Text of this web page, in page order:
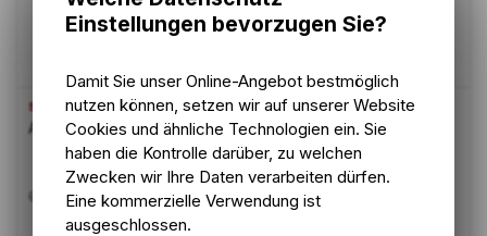
STEADY RIDE
Adapter MTB 50x12x1.75
8.70 CHF
9.90 CHF
Einstellungen bevorzugen Sie?
Damit Sie unser Online-Angebot bestmöglich
nutzen können, setzen wir auf unserer Website
Cookies und ähnliche Technologien ein. Sie
haben die Kontrolle darüber, zu welchen
Zwecken wir Ihre Daten verarbeiten dürfen.
Eine kommerzielle Verwendung ist
ausgeschlossen.